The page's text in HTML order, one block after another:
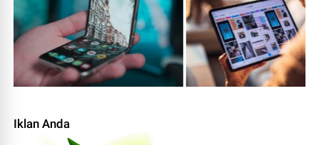
Iklan Anda